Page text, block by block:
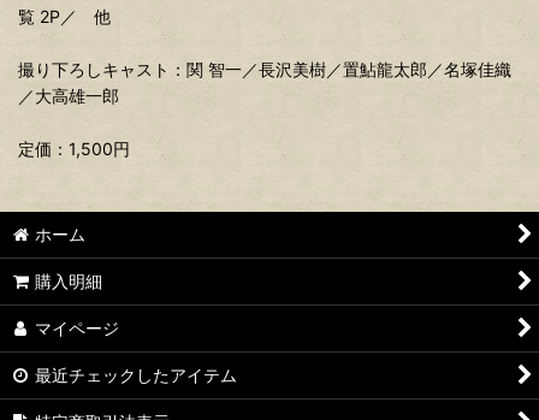
覧 2P／ 他
撮り下ろしキャスト：関 智一／長沢美樹／置鮎龍太郎／名塚佳織
／大高雄一郎
定価：1,500円
ホーム
購入明細
マイページ
最近チェックしたアイテム